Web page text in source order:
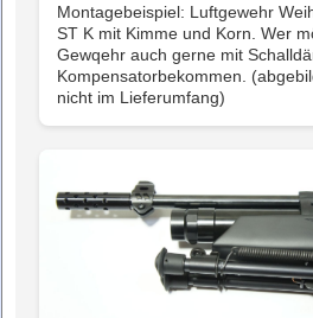
Montagebeispiel: Luftgewehr
ST K mit Kimme und Korn. Wer
Gewqehr auch gerne mit
Kompensatorbekommen.
nicht im Lieferumfang)